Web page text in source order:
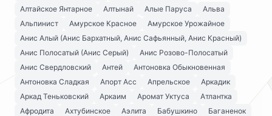
Алтайское Янтарное
Алтынай Алые Паруса
Альва
Альпинист
Амурское Красное
Амурское Урожайное
Анис Алый (Анис Бархатный, Анис Сафьянный, Анис Красный)
Анис Полосатый (Анис Серый)
Анис Розово-Полосатый
Анис Свердловский
Антей
Антоновка Обыкновенная
Антоновка Сладкая
Апорт Асс Апрельское
Аркадик
Аркад Теньковский
Аркаим Аромат Уктуса
Атлантка
Афродита
Ахтубинское Аэлита Бабушкино
Баганенок